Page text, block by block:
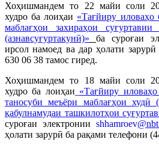
Хоҳишмандем то 22 майи соли
худро ба лоиҳаи «Тағйиру иловаҳо
маблағҳои захираҳои суғуртавии
(азнавсуғуртакунӣ)» ба суроғаи
ирсол намоед ва дар ҳолати
630 06 38 тамос гиред.
Хоҳишмандем то 18 майи соли
худро ба лоиҳаи «Тағйиру
таносуби меъёри маблағҳои худӣ
қабулнамудаи ташкилотҳои
суроғаи электронииshhamroev
ҳолати зарурӣ ба рақами телефони